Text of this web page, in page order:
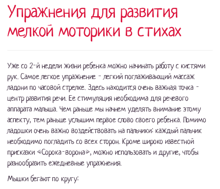
Упражнения для развития
мелкой моторики в стихах
Уже со 2-й недели жизни ребенка можно начинать работу с кистями
рук. Самое легкое упражнение - лег­кий поглаживающий массаж
ладони по часовой стрелке. Здесь находится очень важная точка -
центр развития речи. Ее стимуляция необходима для речевого
аппарата малыша. Чем раньше мы начнем уделять внимание этому
аспекту, тем раньше услышим первое слово своего ребенка. Помимо
ладошки очень важно воздействовать на пальчики: каждый пальчик
необходимо погладить со всех сторон. Кроме широко известной
присказки «Сорока-ворона», можно использовать и другие, чтобы
разнообразить ежедневные упражнения.
Мышки бегают по кругу: